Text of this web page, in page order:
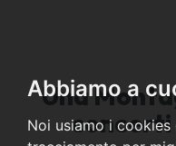
Abbiamo a
Noi usiamo i
Una
concerti